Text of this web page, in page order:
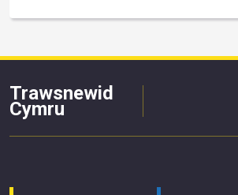
Trawsnewid
Cymru